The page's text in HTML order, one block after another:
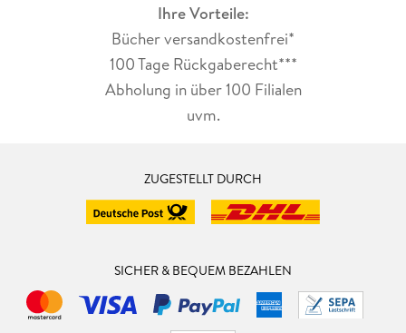
Ihre Vorteile:
Bücher versandkostenfrei*
100 Tage Rückgaberecht***
Abholung in über 100 Filialen
uvm.
ZUGESTELLT DURCH
SICHER & BEQUEM BEZAHLEN